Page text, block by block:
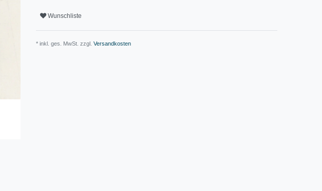
Wunschliste
* inkl. ges. MwSt. zzgl. Versandkosten